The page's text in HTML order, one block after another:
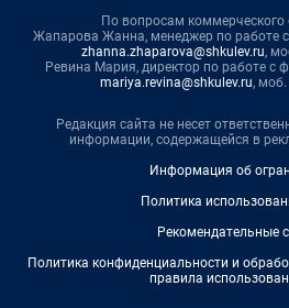
По вопросам коммерческого
Жапарова Жанна, менеджер по работе
zhanna.zhaparova@shkulev.ru,
Ревина Мария, директор по работе с
mariya.revina@shkulev.ru,
Редакция сайта не несет
информации, содержащейся в
Информация об
Политика
Рекомендательные
Политика конфиденциальности и
правила